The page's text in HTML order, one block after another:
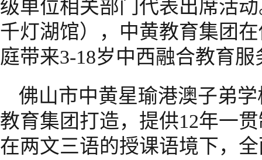
级单位相关部门代表出席活
千灯湖馆），中黄教育集团
庭带来3-18岁中西融合教育服
佛山市中黄星瑜港澳子弟
教育集团打造，提供12年一
在两文三语的授课语境下，